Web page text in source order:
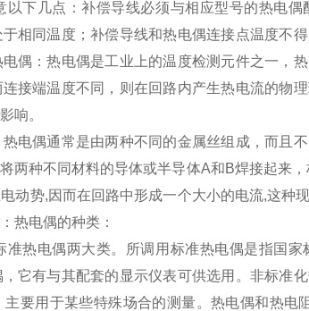
下几点：补偿导线必须与相应型号的热电偶
相同温度；补偿导线和热电偶连接点温度不
偶：热电偶是工业上的温度检测元件之一，
接端温度不同，则在回路内产生热电流的物
响。
电偶通常是由两种不同的金属丝组成，而且
两种不同材料的导体或半导体A和B焊接起来
动势,因而在回路中形成一个大小的电流,这种
热电偶的种类：
热电偶两大类。所调用标准热电偶是指国
它有与其配套的显示仪表可供选用。非标准
要用于某些特殊场合的测量。热电偶和热电